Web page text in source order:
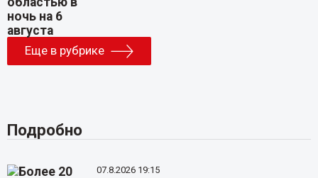
Еще в рубрике
Подробно
07.8.2026 19:15